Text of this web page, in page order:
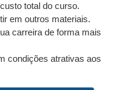
total do curso.
em outros materiais.
carreira de forma mais
condições atrativas aos